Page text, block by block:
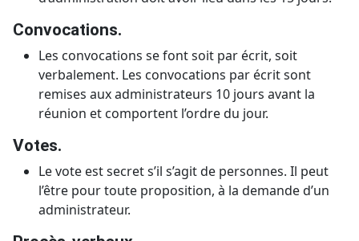
Convocations.
Les convocations se font soit par écrit, soit
verbalement. Les convocations par écrit sont
remises aux administrateurs 10 jours avant la
réunion et comportent l’ordre du jour.
Votes.
Le vote est secret s’il s’agit de personnes. Il peut
l’être pour toute proposition, à la demande d’un
administrateur.